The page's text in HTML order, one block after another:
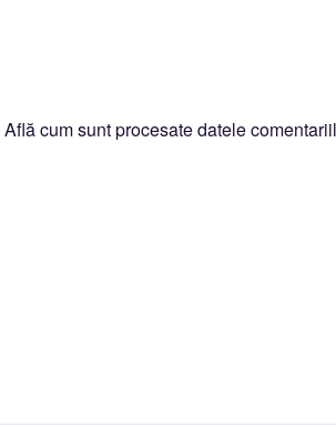
Află cum sunt procesate datele